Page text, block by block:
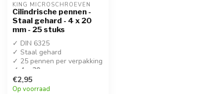
KING MICROSCHROEVEN
Cilindrische pennen -
Staal gehard - 4 x 20
mm - 25 stuks
✓ DIN 6325
✓ Staal gehard
✓ 25 pennen per verpakking
✓ 4 x 20 mm
€2,95
Op voorraad